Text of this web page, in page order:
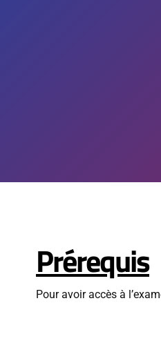
Prérequis
Pour avoir accès à